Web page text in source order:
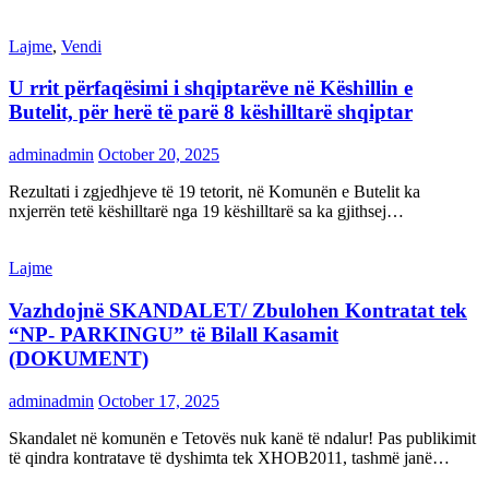
Lajme, Vendi
U rrit përfaqësimi i shqiptarëve në Këshillin e
Butelit, për herë të parë 8 këshilltarë shqiptar
adminadmin October 20, 2025
Rezultati i zgjedhjeve të 19 tetorit, në Komunën e Butelit ka
nxjerrën tetë këshilltarë nga 19 këshilltarë sa ka gjithsej…
Lajme
Vazhdojnë SKANDALET/ Zbulohen Kontratat tek
“NP- PARKINGU” të Bilall Kasamit
(DOKUMENT)
adminadmin October 17, 2025
Skandalet në komunën e Tetovës nuk kanë të ndalur! Pas publikimit
të qindra kontratave të dyshimta tek XHOB2011, tashmë janë…